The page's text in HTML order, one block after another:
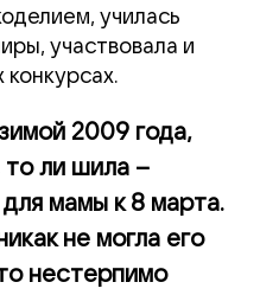
училась
участвовала и
2009 года,
то ли шила –
мамы к 8 марта.
не могла его
нестерпимо